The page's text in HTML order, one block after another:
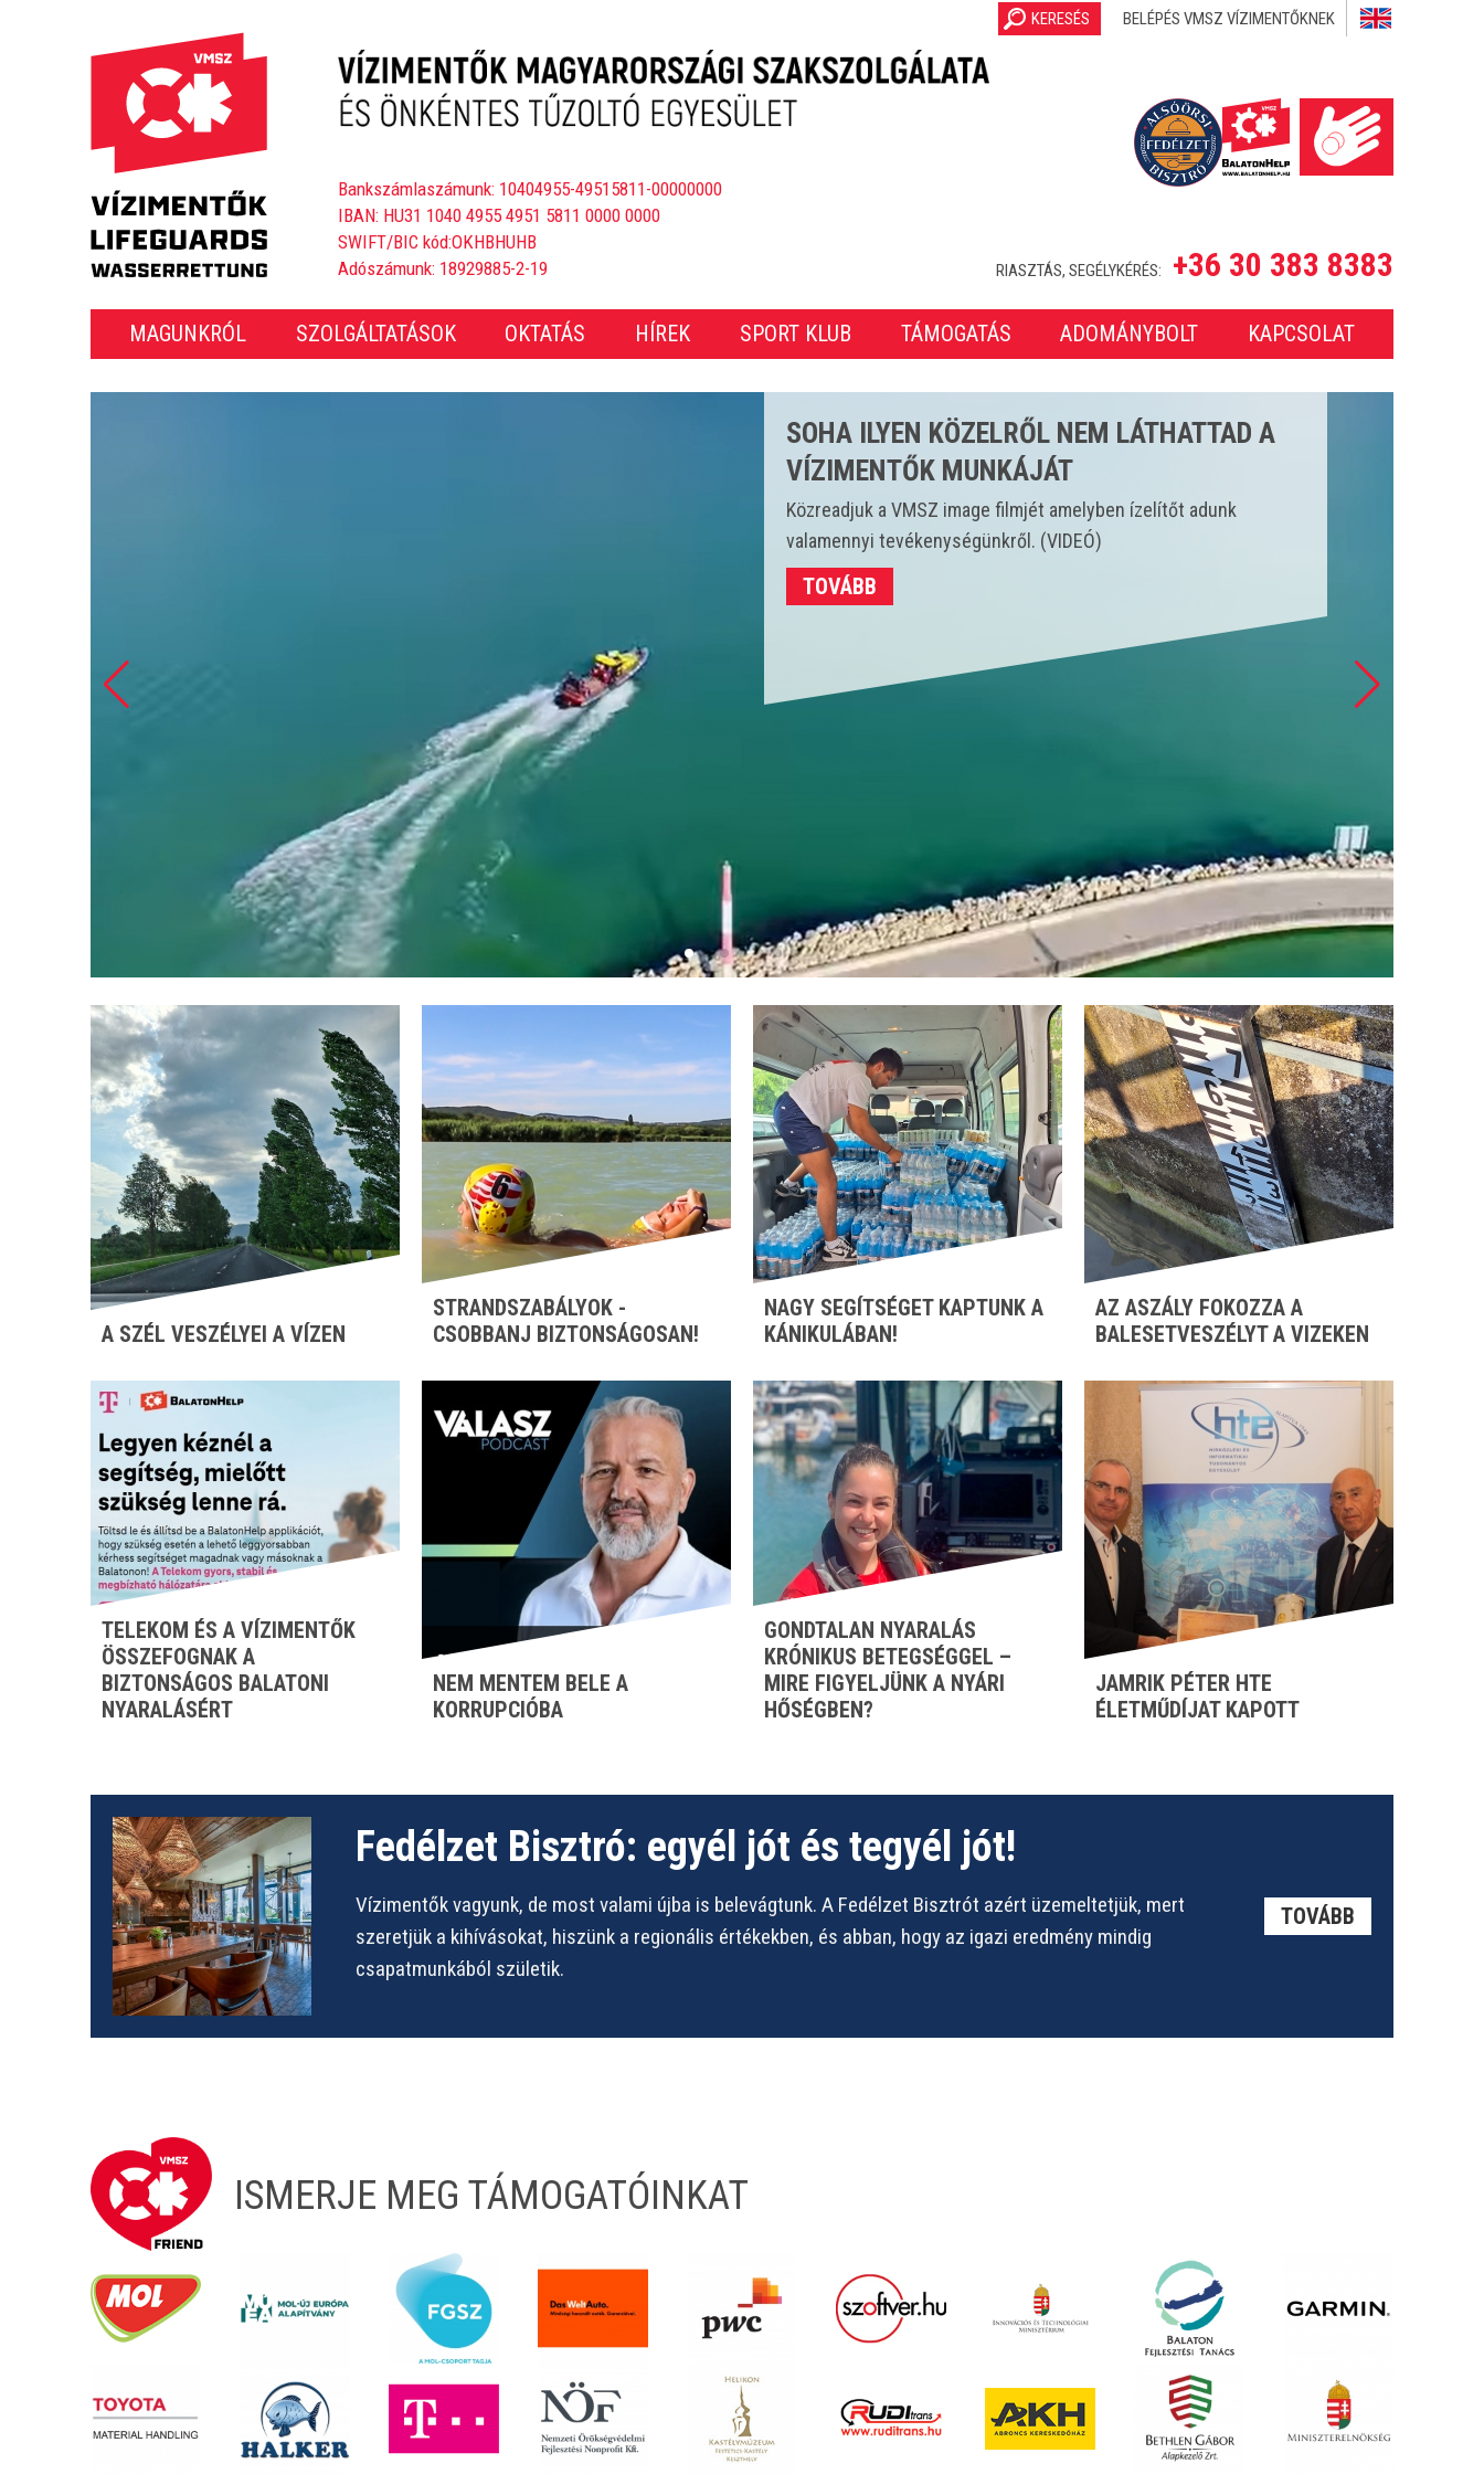
Bankszámlaszámunk: 10404955-49515811-00000000
IBAN: HU31 1040 4955 4951 5811 0000 0000
SWIFT/BIC kód:OKHBHUHB
Adószámunk: 18929885-2-19
KERESÉS BELÉPÉS VMSZ VÍZIMENTŐKNEK
RIASZTÁS, SEGÉLYKÉRÉS: +36 30 383 8383
MAGUNKRÓL SZOLGÁLTATÁSOK OKTATÁS HÍREK SPORT KLUB TÁMOGATÁS ADOMÁNYBOLT KAPCSOLAT
CSAKNEM 4000 ESETET LÁTTUNK EL A 2025-
ÖS STRANDSZEZONBAN
Idén 450 vízmentő kollégánk állt szolgálatba és csak a
strandokon összesen 3702 esetet látott el. (VIDEÓ)
TOVÁBB
A SZÉL VESZÉLYEI A VÍZEN
STRANDSZABÁLYOK -
CSOBBANJ BIZTONSÁGOSAN!
NAGY SEGÍTSÉGET KAPTUNK A
KÁNIKULÁBAN!
AZ ASZÁLY FOKOZZA A
BALESETVESZÉLYT A VIZEKEN
TELEKOM ÉS A VÍZIMENTŐK
ÖSSZEFOGNAK A
BIZTONSÁGOS BALATONI
NYARALÁSÉRT
NEM MENTEM BELE A
KORRUPCIÓBA
GONDTALAN NYARALÁS
KRÓNIKUS BETEGSÉGGEL –
MIRE FIGYELJÜNK A NYÁRI
HŐSÉGBEN?
JAMRIK PÉTER HTE
ÉLETMŰDÍJAT KAPOTT
Fedélzet Bisztró: egyél jót és tegyél jót!
Vízimentők vagyunk, de most valami újba is belevágtunk. A Fedélzet Bisztrót azért üzemeltetjük, mert
szeretjük a kihívásokat, hiszünk a regionális értékekben, és abban, hogy az igazi eredmény mindig
csapatmunkából születik.
TOVÁBB
ISMERJE MEG TÁMOGATÓINKAT